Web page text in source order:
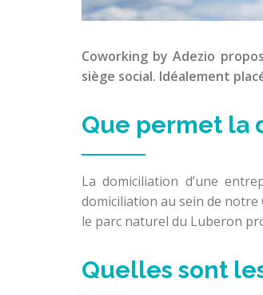
Coworking by Adezio
siège social. Idéalement
Que permet la
La domiciliation d’une
domiciliation au sein de notre
le parc naturel du Luberon
Quelles sont